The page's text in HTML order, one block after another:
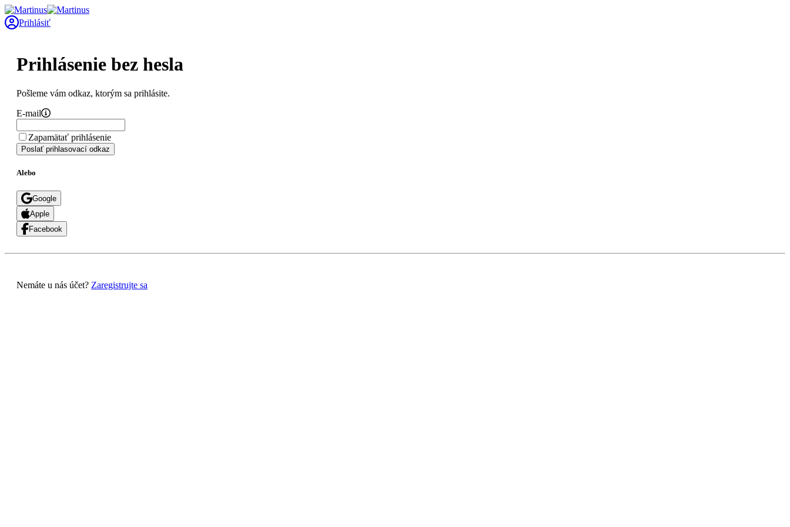
Prihlásiť
Prihlásenie bez hesla
Pošleme vám odkaz, ktorým sa prihlásite.
E-mail
Zapamätať prihlásenie
Poslať prihlasovací odkaz
Alebo
Google
Apple
Facebook
Nemáte u nás účet? Zaregistrujte sa